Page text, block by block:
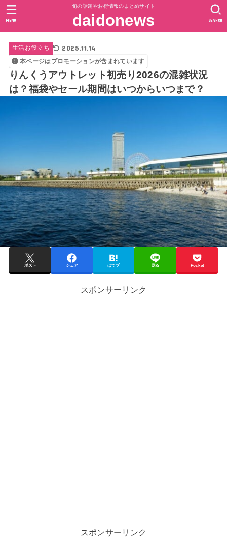
旬の話題やお得情報のまとめサイト
daidonews SEARCH
MENU
生活お役立ち 2025.11.14
本ページはプロモーションが含まれています
りんくうアウトレット初売り2026の混雑状況
は？福袋やセール期間はいつからいつまで？
ポスト シェア はてブ 送る Pocket
スポンサーリンク
スポンサーリンク